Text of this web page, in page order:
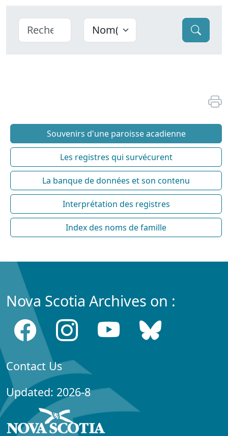
Souvenirs d'une paroisse acadienne
Les registres qui survécurent
La banque de données et son contenu
Interprétation des registres
Index des noms de famille
Nova Scotia Archives on :
Contact Us
Updated: 2026-8